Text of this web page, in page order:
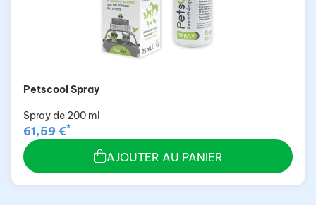
Petscool Spray
Spray de 200 ml
61,59 €*
AJOUTER AU PANIER